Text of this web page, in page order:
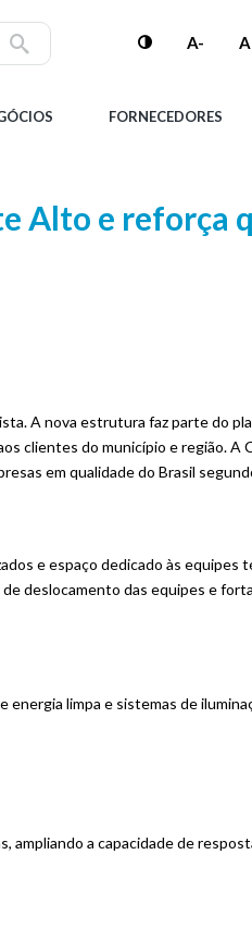
A- A
FORNECEDORES
Alto e reforça
A nova estrutura faz parte do
clientes do município e região. A
em qualidade do Brasil
e espaço dedicado às
deslocamento das equipes e
limpa e sistemas de
ampliando a capacidade de